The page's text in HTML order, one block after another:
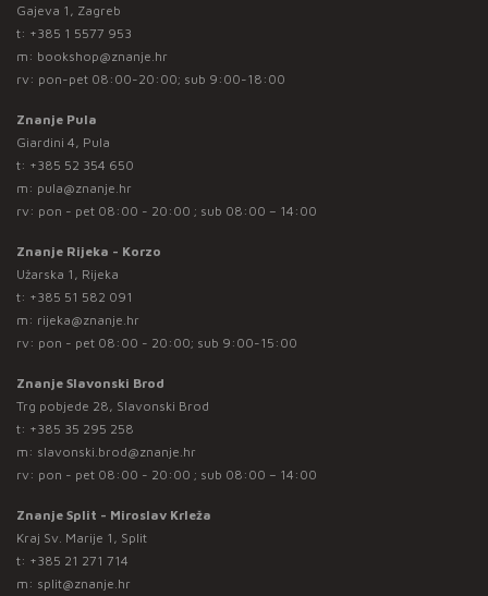
Gajeva 1, Zagreb
t: +385 1 5577 953
m: bookshop@znanje.hr
rv: pon-pet 08:00-20:00; sub 9:00-18:00
Znanje Pula
Giardini 4, Pula
t: +385 52 354 650
m: pula@znanje.hr
rv: pon - pet 08:00 - 20:00 ; sub 08:00 – 14:00
Znanje Rijeka - Korzo
Užarska 1, Rijeka
t: +385 51 582 091
m: rijeka@znanje.hr
rv: pon - pet 08:00 - 20:00; sub 9:00-15:00
Znanje Slavonski Brod
Trg pobjede 28, Slavonski Brod
t: +385 35 295 258
m: slavonski.brod@znanje.hr
rv: pon - pet 08:00 - 20:00 ; sub 08:00 – 14:00
Znanje Split - Miroslav Krleža
Kraj Sv. Marije 1, Split
t: +385 21 271 714
m: split@znanje.hr